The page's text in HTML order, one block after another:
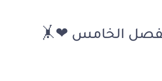
الخامس ❤🤸